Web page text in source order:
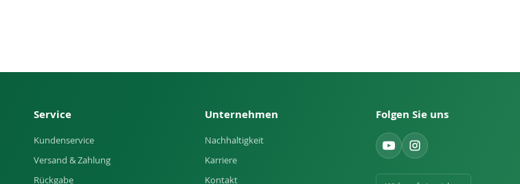
Service
Kundenservice
Versand & Zahlung
Rückgabe
Unternehmen
Nachhaltigkeit
Karriere
Kontakt
Folgen Sie uns